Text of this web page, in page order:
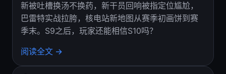
新被吐槽换汤不换药，新干员回响被指定位尴尬，
巴雷特实战拉胯，核电站新地图从赛季初画饼到赛
季末。S9之后，玩家还能相信S10吗？
阅读全文 →